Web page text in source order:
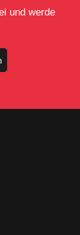
und werde